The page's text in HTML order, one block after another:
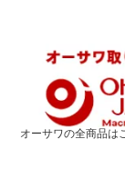
オーサワの全商品は